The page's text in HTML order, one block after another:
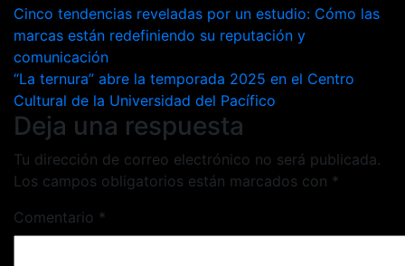
Navegación
de
entradas
Cinco tendencias reveladas por un estudio: Cómo las
marcas están redefiniendo su reputación y
comunicación
“La ternura” abre la temporada 2025 en el Centro
Cultural de la Universidad del Pacífico
Deja una respuesta
Tu dirección de correo electrónico no será publicada.
Los campos obligatorios están marcados con *
Comentario *